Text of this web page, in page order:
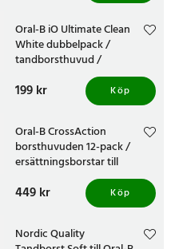
Oral-B iO Ultimate Clean
White dubbelpack /
tandborsthuvud /
borsthuvud till eltandborste
Pris :199 kr
199 kr Köp
Oral-B CrossAction
borsthuvuden 12-pack /
ersättningsborstar till
eltandborste / borsthuvud
Pris: 449 kr
449 kr Köp
Nordic Quality